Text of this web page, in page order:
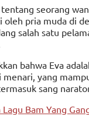
seorang
oleh pria muda di
salah satu
bahwa Eva
menari, yang
sang
Lagu Bam Yang